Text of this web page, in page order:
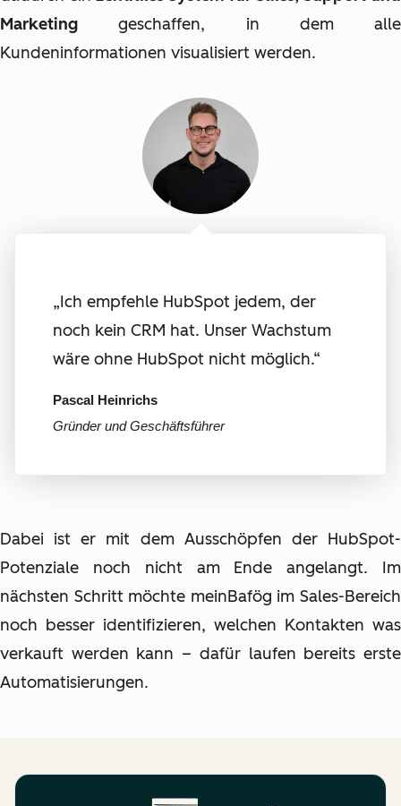
Marketing geschaffen, in dem alle
Kundeninformationen visualisiert werden.
„Ich empfehle HubSpot jedem, der
noch kein CRM hat. Unser Wachstum
wäre ohne HubSpot nicht möglich.“
Pascal Heinrichs
Gründer und Geschäftsführer
Dabei ist er mit dem Ausschöpfen der HubSpot-
Potenziale noch nicht am Ende angelangt. Im
nächsten Schritt möchte meinBafög im Sales-Bereich
noch besser identifizieren, welchen Kontakten was
verkauft werden kann – dafür laufen bereits erste
Automatisierungen.